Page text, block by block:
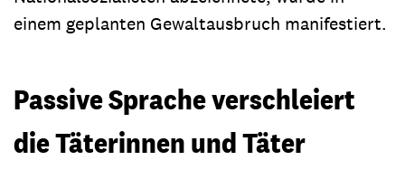
einem geplanten Gewaltausbruch manifestiert.
Passive Sprache verschleiert
die Täterinnen und Täter